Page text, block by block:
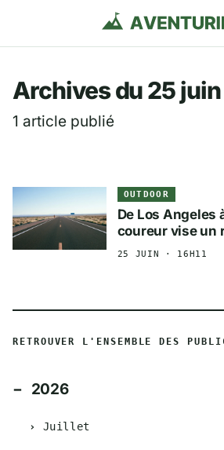
Archives du 25
1 article publié
OUTDOOR
De Los Angeles
coureur vise un
25 JUIN · 16H11
RETROUVER L'ENSEMBLE DES
2026
Juillet